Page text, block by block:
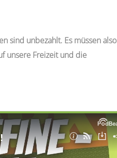
sind unbezahlt. Es müssen also
unsere Freizeit und die